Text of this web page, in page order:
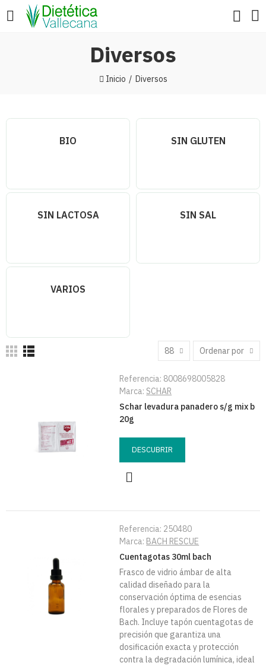
Diversos
Inicio Diversos
BIO SIN GLUTEN
SIN LACTOSA SIN SAL
VARIOS
88 Ordenar por
Referencia: 8008698005828
Marca: SCHAR
Schar levadura panadero s/g mix b
20g
DESCUBRIR
Referencia: 250480
Marca: BACH RESCUE
Cuentagotas 30ml bach
Frasco de vidrio ámbar de alta
calidad diseñado para la
conservación óptima de esencias
florales y preparados de Flores de
Bach. Incluye tapón cuentagotas de
precisión que garantiza una
dosificación exacta y protección
contra la degradación lumínica, ideal